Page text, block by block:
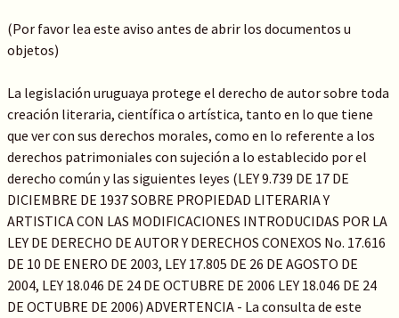
(Por favor lea este aviso antes de abrir los documentos u
objetos)
La legislación uruguaya protege el derecho de autor sobre toda
creación literaria, científica o artística, tanto en lo que tiene
que ver con sus derechos morales, como en lo referente a los
derechos patrimoniales con sujeción a lo establecido por el
derecho común y las siguientes leyes (LEY 9.739 DE 17 DE
DICIEMBRE DE 1937 SOBRE PROPIEDAD LITERARIA Y
ARTISTICA CON LAS MODIFICACIONES INTRODUCIDAS POR LA
LEY DE DERECHO DE AUTOR Y DERECHOS CONEXOS No. 17.616
DE 10 DE ENERO DE 2003, LEY 17.805 DE 26 DE AGOSTO DE
2004, LEY 18.046 DE 24 DE OCTUBRE DE 2006 LEY 18.046 DE 24
DE OCTUBRE DE 2006) ADVERTENCIA - La consulta de este